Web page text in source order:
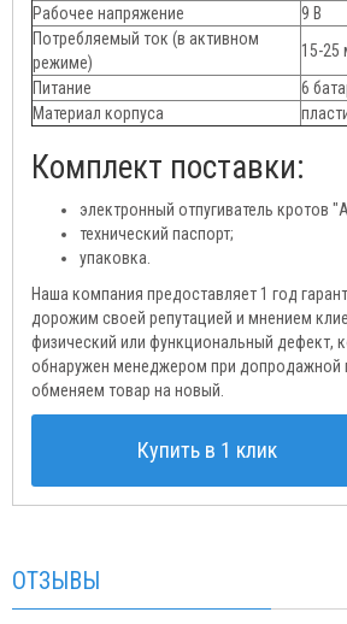
Рабочее напряжение
9 В
Потребляемый ток (в активном
режиме)
15-25
Питание
6
Материал корпуса
Комплект поставки:
электронный отпугиватель кротов
технический паспорт;
упаковка.
Наша компания предоставляет 1 год
дорожим своей репутацией и мнением
физический или функциональный дефект,
обнаружен менеджером при допродажной
обменяем товар на новый.
Купить в 1 клик
ОТЗЫВЫ